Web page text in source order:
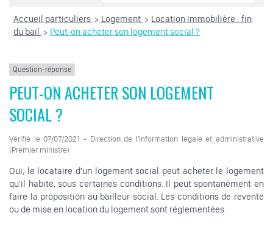
Accueil particuliers > Logement > Location immobilière : fin
du bail > Peut-on acheter son logement social ?
Question-réponse
PEUT-ON ACHETER SON LOGEMENT
SOCIAL ?
Vérifié le 07/07/2021 - Direction de l'information légale et administrative
(Premier ministre)
Oui, le locataire d'un logement social peut acheter le logement
qu'il habite, sous certaines conditions. Il peut spontanément en
faire la proposition au bailleur social. Les conditions de revente
ou de mise en location du logement sont réglementées.